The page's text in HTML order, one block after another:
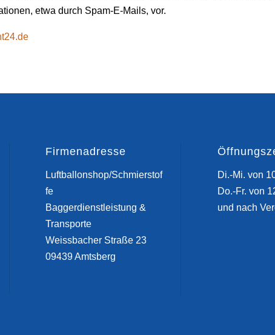
etwa durch Spam-E-Mails, vor.
Firmenadresse
Luftballonshop/Schmierstof
fe
Baggerdienstleistung &
Transporte
Weissbacher Straße 23
09439 Amtsberg
Di.-Mi. von
Do.-Fr. von
und nach